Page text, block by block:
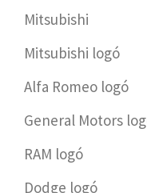
Mitsubishi
Mitsubishi logó
Alfa Romeo logó
General Motors
RAM logó
Dodge logó